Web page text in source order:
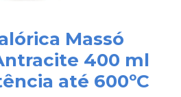
Massó
400 ml
até 600ºC